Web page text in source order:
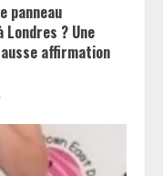
panneau
? Une
affirmation